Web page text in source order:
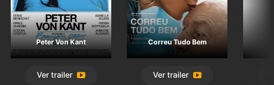
Peter Von Kant
Ver trailer
Correu Tudo Bem
Ver trailer